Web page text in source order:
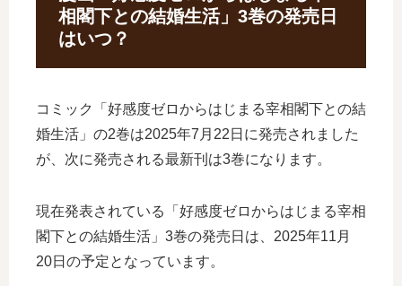
相閣下との結婚生活」3巻の発売日
はいつ？
コミック「好感度ゼロからはじまる宰相閣下との結
婚生活」の2巻は2025年7月22日に発売されました
が、次に発売される最新刊は3巻になります。
現在発表されている「好感度ゼロからはじまる宰相
閣下との結婚生活」3巻の発売日は、2025年11月
20日の予定となっています。